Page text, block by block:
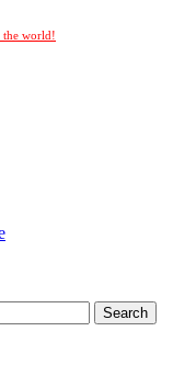
the world!